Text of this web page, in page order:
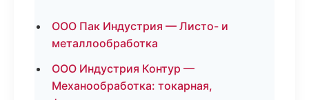
ООО Пак Индустрия — Листо- и
металлообработка
ООО Индустрия Контур —
Механообработка: токарная,